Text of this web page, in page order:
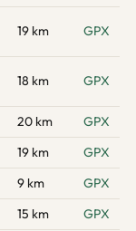
19 km GPX
18 km GPX
20 km
GPX
19 km
GPX
9 km
GPX
15 km
GPX